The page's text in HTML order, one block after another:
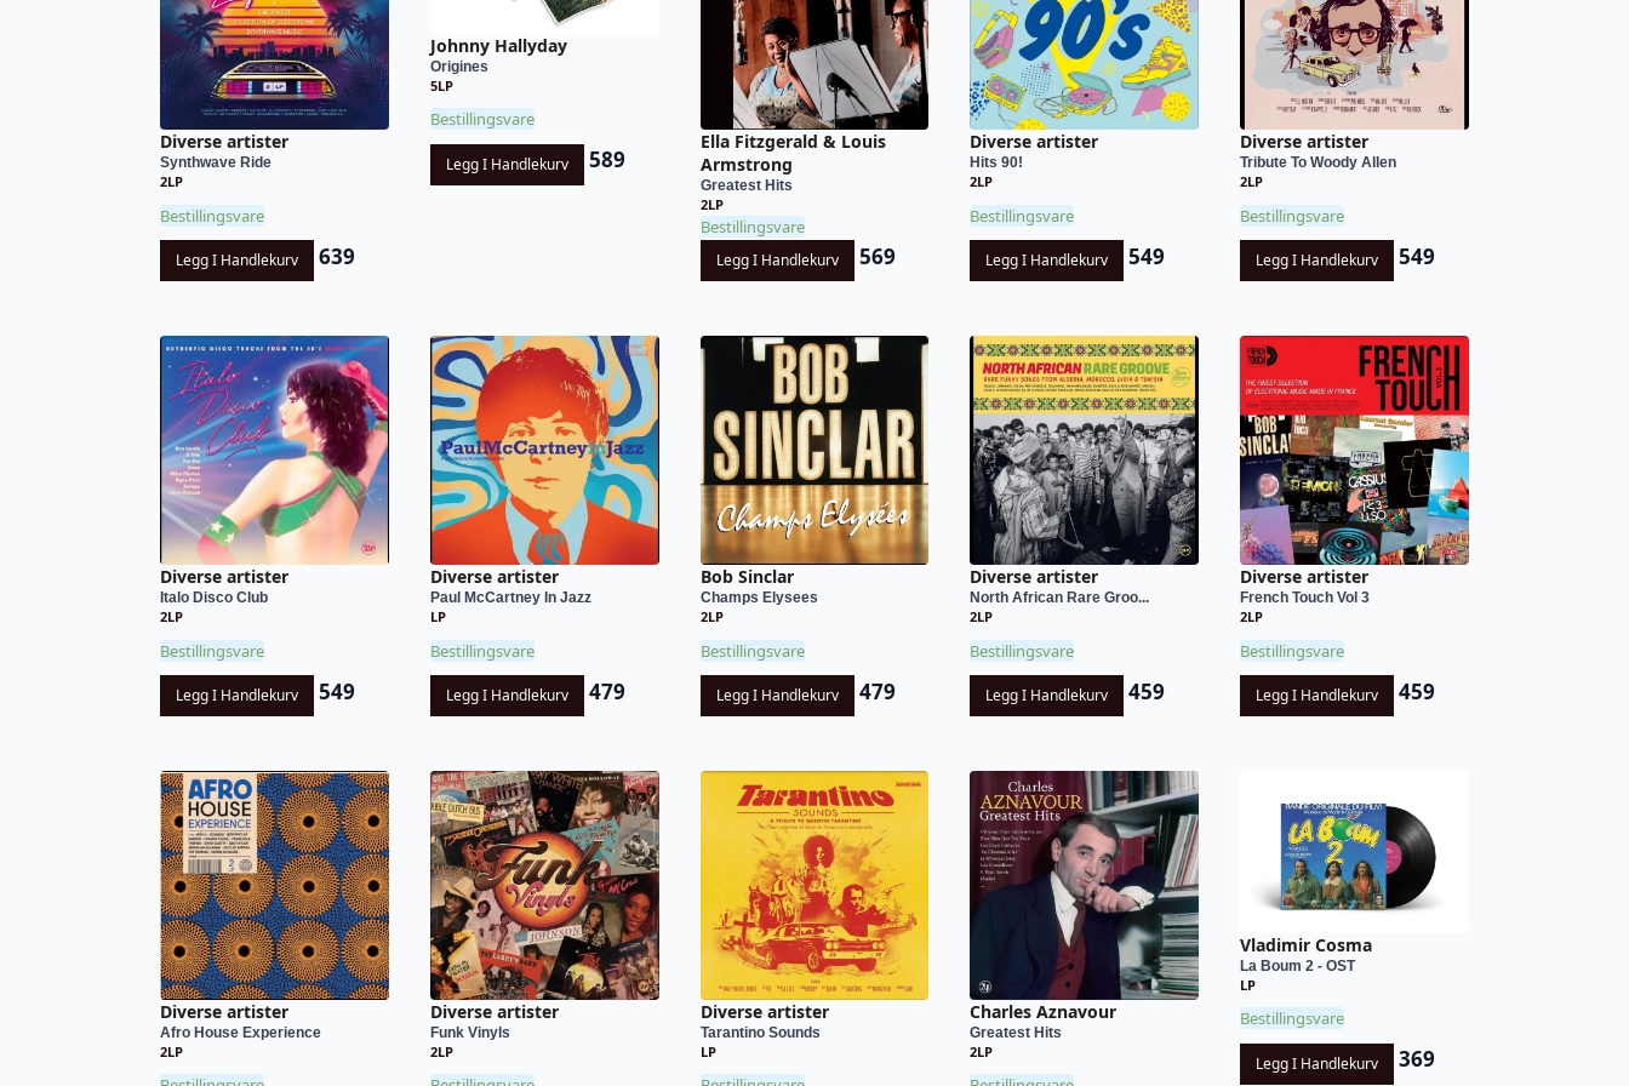
Diverse artister
Synthwave Ride
2LP
Bestillingsvare
Legg I Handlekurv 639
Johnny Hallyday
Origines
5LP
Bestillingsvare
Legg I Handlekurv 589
Ella Fitzgerald & Louis
Armstrong
Greatest Hits
2LP
Bestillingsvare
Legg I Handlekurv 569
Diverse artister
Hits 90!
2LP
Bestillingsvare
Legg I Handlekurv 549
Diverse artister
Tribute To Woody Allen
2LP
Bestillingsvare
Legg I Handlekurv 549
Diverse artister
Italo Disco Club
2LP
Bestillingsvare
Legg I Handlekurv 549
Diverse artister
Paul McCartney In Jazz
LP
Bestillingsvare
Legg I Handlekurv 479
Bob Sinclar
Champs Elysees
2LP
Bestillingsvare
Legg I Handlekurv 479
Diverse artister
North African Rare Groo...
2LP
Bestillingsvare
Legg I Handlekurv 459
Diverse artister
French Touch Vol 3
2LP
Bestillingsvare
Legg I Handlekurv 459
Diverse artister
Afro House Experience
2LP
Diverse artister
Funk Vinyls
2LP
Diverse artister
Tarantino Sounds
LP
Charles Aznavour
Greatest Hits
2LP
Vladimir Cosma
La Boum 2 - OST
LP
Bestillingsvare
Legg I Handlekurv 369